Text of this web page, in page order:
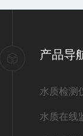
产品导
水质检测
水质在线